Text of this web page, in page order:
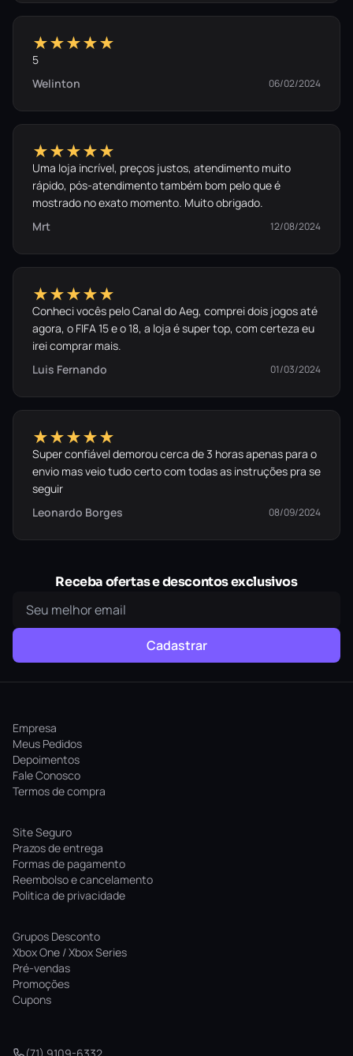
★★★★★
5
Welinton
06/02/2024
★★★★★
Uma loja incrível, preços justos, atendimento muito
rápido, pós-atendimento também bom pelo que é
mostrado no exato momento. Muito obrigado.
Mrt
12/08/2024
★★★★★
Conheci vocês pelo Canal do Aeg, comprei dois jogos até
agora, o FIFA 15 e o 18, a loja é super top, com certeza eu
irei comprar mais.
Luis Fernando
01/03/2024
★★★★★
Super confiável demorou cerca de 3 horas apenas para o
envio mas veio tudo certo com todas as instruções pra se
seguir
Leonardo Borges
08/09/2024
Receba ofertas e descontos exclusivos
Cadastrar
Empresa
Meus Pedidos
Depoimentos
Fale Conosco
Termos de compra
Site Seguro
Prazos de entrega
Formas de pagamento
Reembolso e cancelamento
Politica de privacidade
Grupos Desconto
Xbox One / Xbox Series
Pré-vendas
Promoções
Cupons